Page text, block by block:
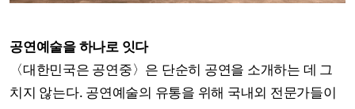
공연예술을 하나로 잇다
〈대한민국은 공연중〉은 단순히 공연을 소개하는 데 그
치지 않는다. 공연예술의 유통을 위해 국내외 전문가들이